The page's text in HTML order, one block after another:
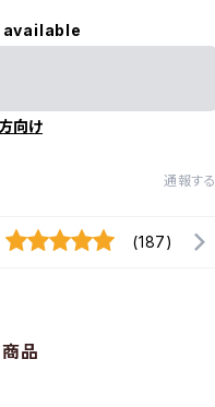
向け
通報する
(187)
品